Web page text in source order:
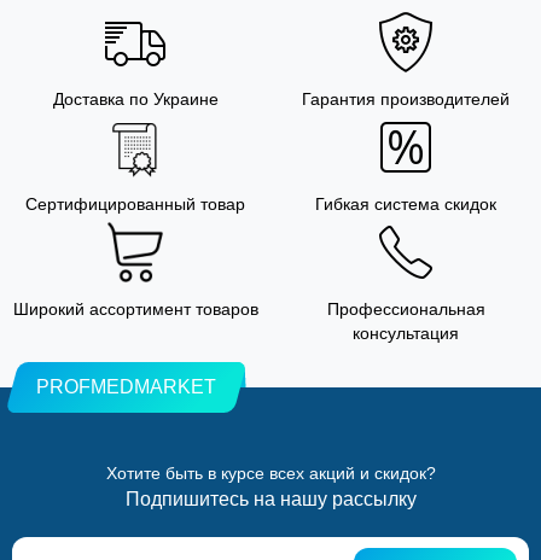
Доставка по Украине Гарантия производителей
Сертифицированный товар Гибкая система скидок
Широкий ассортимент товаров
Профессиональная
консультация
PROFMEDMARKET
Хотите быть в курсе всех акций и скидок?
Подпишитесь на нашу рассылку